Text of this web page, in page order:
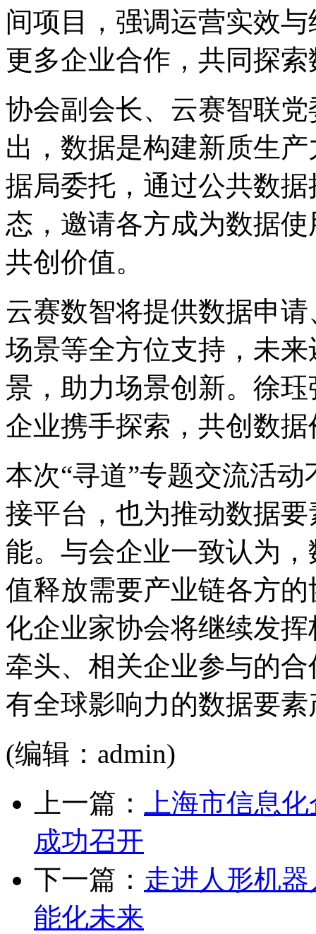
间项目，强调运营实效
更多企业合作，共同探
协会副会长、云赛智联
出，数据是构建新质生
据局委托，通过公共数
态，邀请各方成为数据
共创价值。
云赛数智将提供数据申
场景等全方位支持，未
景，助力场景创新。徐
企业携手探索，共创数
本次“寻道”专题交流活
接平台，也为推动数据
能。与会企业一致认为
值释放需要产业链各方
化企业家协会将继续发
牵头、相关企业参与的
有全球影响力的数据要
(编辑：admin)
上一篇：
上海市信息
成功召开
下一篇： 走进人形机
能化未来